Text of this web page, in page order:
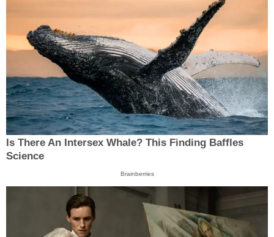
Is There An Intersex Whale? This Finding Baffles
Science
Brainberries